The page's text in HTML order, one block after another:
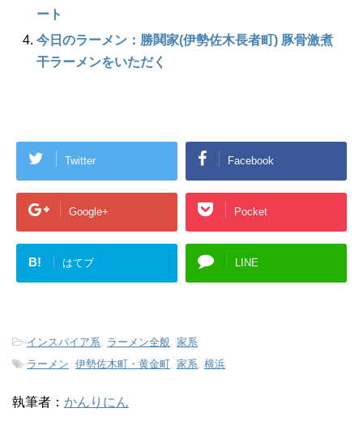
ート
今日のラーメン：勝鬨家(伊勢佐木長者町) 豚骨激煮
干ラーメンをいただく
Twitter Facebook
Google+ Pocket
B! はてブ LINE
-インスパイア系 ラーメン全般 家系
-ラーメン 伊勢佐木町・黄金町 家系 横浜
執筆者： かんりにん